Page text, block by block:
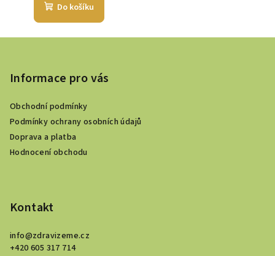
Do košíku
Z
Informace pro vás
Obchodní podmínky
Podmínky ochrany osobních údajů
Doprava a platba
Hodnocení obchodu
Kontakt
info@zdravizeme.cz
+420 605 317 714